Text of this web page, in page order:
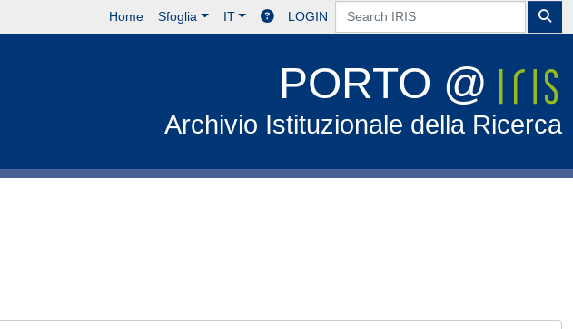
Home Sfoglia IT LOGIN
PORTO @
Archivio Istituzionale della Ricerca